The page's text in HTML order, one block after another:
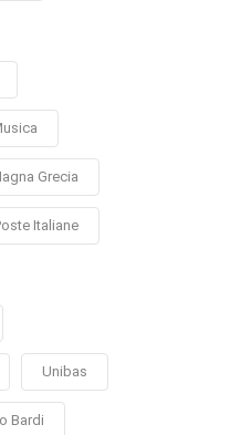
Grecia
Italiane
Unibas
Bardi